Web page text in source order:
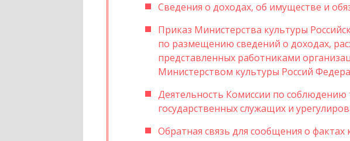
Сведения о доходах, об имуществе и
Приказ Министерства культуры
по размещению сведений о доходах,
представленных работниками
Министерством культуры Россий
Деятельность Комиссии по
государственных служащих и
Обратная связь для сообщения о фактах